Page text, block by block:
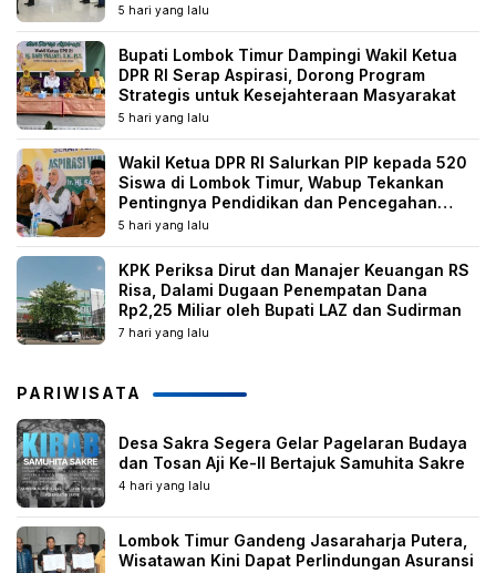
5 hari yang lalu
Bupati Lombok Timur Dampingi Wakil Ketua
DPR RI Serap Aspirasi, Dorong Program
Strategis untuk Kesejahteraan Masyarakat
5 hari yang lalu
Wakil Ketua DPR RI Salurkan PIP kepada 520
Siswa di Lombok Timur, Wabup Tekankan
Pentingnya Pendidikan dan Pencegahan
Perkawinan Anak
5 hari yang lalu
KPK Periksa Dirut dan Manajer Keuangan RS
Risa, Dalami Dugaan Penempatan Dana
Rp2,25 Miliar oleh Bupati LAZ dan Sudirman
7 hari yang lalu
PARIWISATA
Desa Sakra Segera Gelar Pagelaran Budaya
dan Tosan Aji Ke-II Bertajuk Samuhita Sakre
4 hari yang lalu
Lombok Timur Gandeng Jasaraharja Putera,
Wisatawan Kini Dapat Perlindungan Asuransi